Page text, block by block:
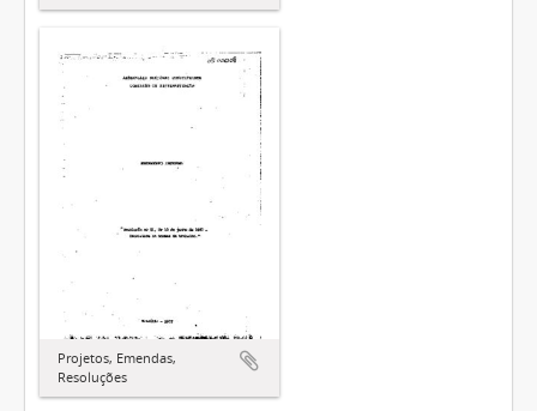
Projetos, Emendas,
Resoluções